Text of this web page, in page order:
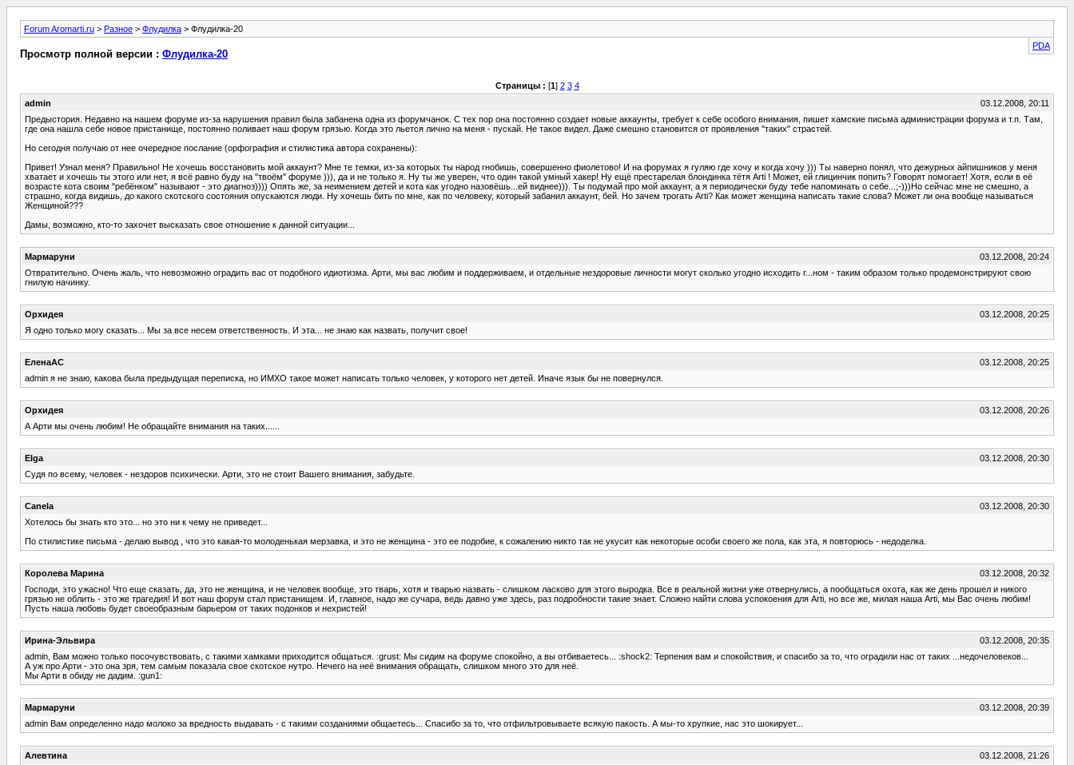
Forum Aromarti.ru > Разное > Флудилка > Флудилка-20
PDA
Просмотр полной версии : Флудилка-20
Страницы : [1] 2 3 4
admin
03.12.2008, 20:11
Предыстория. Недавно на нашем форуме из-за нарушения правил была забанена одна из форумчанок. С тех пор она постоянно создает новые аккаунты, требует к себе особого внимания, пишет хамские письма администрации форума и т.п. Там,
где она нашла себе новое пристанище, постоянно поливает наш форум грязью. Когда это льется лично на меня - пускай. Не такое видел. Даже смешно становится от проявления "таких" страстей.
Но сегодня получаю от нее очередное послание (орфография и стилистика автора сохранены):
Привет! Узнал меня? Правильно! Не хочешь восстановить мой аккаунт? Мне те темки, из-за которых ты народ гнобишь, совершенно фиолетово! И на форумах я гуляю где хочу и когда хочу ))) Ты наверно понял, что дежурных айпишников у меня
хватает и хочешь ты этого или нет, я всё равно буду на "твоём" форуме ))), да и не только я. Ну ты же уверен, что один такой умный хакер! Ну ещё престарелая блондинка тётя Arti ! Может, ей глицинчик попить? Говорят помогает! Хотя, если в её
возрасте кота своим "ребёнком" называют - это диагноз)))) Опять же, за неимением детей и кота как угодно назовёшь...ей виднее))). Ты подумай про мой аккаунт, а я периодически буду тебе напоминать о себе...;-)))Но сейчас мне не смешно, а
страшно, когда видишь, до какого скотского состояния опускаются люди. Ну хочешь бить по мне, как по человеку, который забанил аккаунт, бей. Но зачем трогать Arti? Как может женщина написать такие слова? Может ли она вообще называться
Женщиной???
Дамы, возможно, кто-то захочет высказать свое отношение к данной ситуации...
Мармаруни
03.12.2008, 20:24
Отвратительно. Очень жаль, что невозможно оградить вас от подобного идиотизма. Арти, мы вас любим и поддерживаем, и отдельные нездоровые личности могут сколько угодно исходить г...ном - таким образом только продемонстрируют свою
гнилую начинку.
Орхидея
03.12.2008, 20:25
Я одно только могу сказать... Мы за все несем ответственность. И эта... не знаю как назвать, получит свое!
ЕленаАС
03.12.2008, 20:25
admin я не знаю, какова была предыдущая переписка, но ИМХО такое может написать только человек, у которого нет детей. Иначе язык бы не повернулся.
Орхидея
03.12.2008, 20:26
А Арти мы очень любим! Не обращайте внимания на таких......
Elga
03.12.2008, 20:30
Судя по всему, человек - нездоров психически. Арти, это не стоит Вашего внимания, забудьте.
Canela
03.12.2008, 20:30
Хотелось бы знать кто это... но это ни к чему не приведет...
По стилистике письма - делаю вывод , что это какая-то молоденькая мерзавка, и это не женщина - это ее подобие, к сожалению никто так не укусит как некоторые особи своего же пола, как эта, я повторюсь - недоделка.
Королева Марина
03.12.2008, 20:32
Господи, это ужасно! Что еще сказать, да, это не женщина, и не человек вообще, это тварь, хотя и тварью назвать - слишком ласково для этого выродка. Все в реальной жизни уже отвернулись, а пообщаться охота, как же день прошел и никого
грязью не облить - это же трагедия! И вот наш форум стал пристанищем. И, главное, надо же сучара, ведь давно уже здесь, раз подробности такие знает. Сложно найти слова успокоения для Arti, но все же, милая наша Arti, мы Вас очень любим!
Пусть наша любовь будет своеобразным барьером от таких подонков и нехристей!
Ирина-Эльвира
03.12.2008, 20:35
admin, Вам можно только посочувствовать, с такими хамками приходится общаться. :grust: Мы сидим на форуме спокойно, а вы отбиваетесь... :shock2: Терпения вам и спокойствия, и спасибо за то, что оградили нас от таких ...недочеловеков...
А уж про Арти - это она зря, тем самым показала свое скотское нутро. Нечего на неё внимания обращать, слишком много это для неё.
Мы Арти в обиду не дадим. :gun1:
Мармаруни
03.12.2008, 20:39
admin Вам определенно надо молоко за вредность выдавать - с такими созданиями общаетесь... Спасибо за то, что отфильтровываете всякую пакость. А мы-то хрупкие, нас это шокирует...
Алевтина
03.12.2008, 21:26